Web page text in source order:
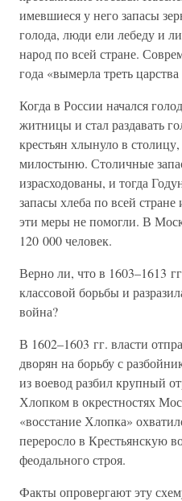
имевшиеся у него запасы
голода, люди ели лебеду и
народ по всей стране.
года «вымерла треть
Когда в России начался
житницы и стал раздавать
крестьян хлынуло в
милостыню. Столичные
израсходованы, и тогда
запасы хлеба по всей
эти меры не помогли. В
120 000 человек.
Верно ли, что в 1603–1613
классовой борьбы и
война?
В 1602–1603 гг. власти
дворян на борьбу с
из воевод разбил крупный
Хлопком в окрестностях
«восстание Хлопка»
переросло в Крестьянскую
феодального строя.
Факты опровергают эту